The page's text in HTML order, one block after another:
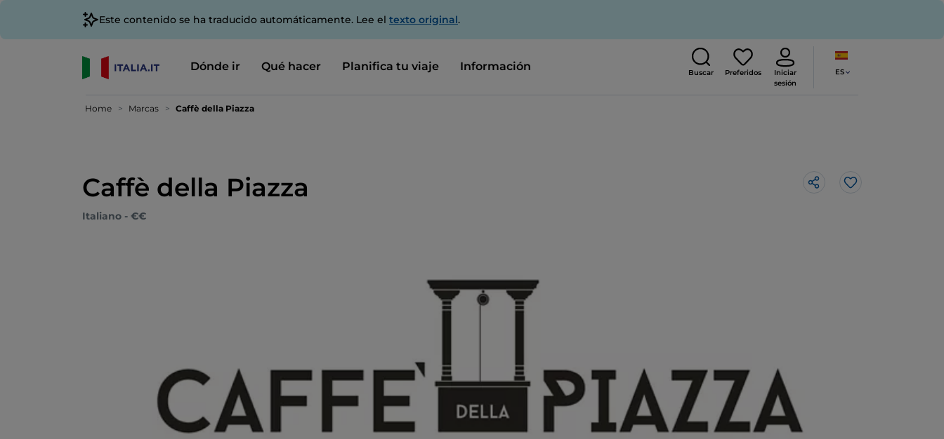
Este contenido se ha traducido automáticamente. Lee el texto original.
Dónde ir Qué hacer Planifica tu viaje Información Buscar Preferidos
Iniciar
sesión
ES
Home Marcas Caffè della Piazza
Caffè della Piazza Me gusta
Italiano - €€